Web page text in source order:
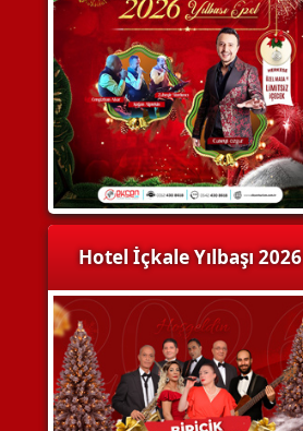
Hotel İçkale Yılbaşı 2026